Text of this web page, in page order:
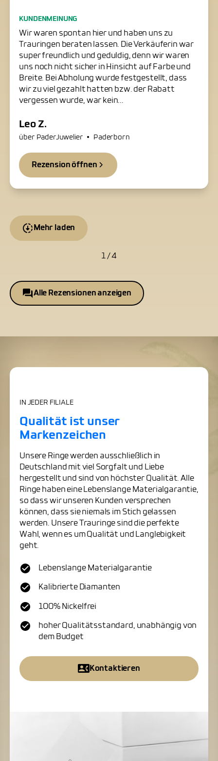
Freundliche Trauringschmiede
in Paderborn
KUNDENMEINUNG
Wir waren spontan hier und haben uns zu
Trauringen beraten lassen. Die Verkäuferin war
super freundlich und geduldig, denn wir waren
uns noch nicht sicher in Hinsicht auf Farbe und
Breite. Bei Abholung wurde festgestellt, dass
wir zu viel gezahlt hatten bzw. der Rabatt
vergessen wurde, war kein...
Leo Z.
über PaderJuwelier • Paderborn
Rezension öffnen
Mehr laden
1 / 4
Alle Rezensionen anzeigen
IN JEDER FILIALE
Qualität ist unser
Markenzeichen
Unsere Ringe werden ausschließlich in
Deutschland mit viel Sorgfalt und Liebe
hergestellt und sind von höchster Qualität. Alle
Ringe haben eine Lebenslange Materialgarantie,
so dass wir unseren Kunden versprechen
können, dass sie niemals im Stich gelassen
werden. Unsere Trauringe sind die perfekte
Wahl, wenn es um Qualität und Langlebigkeit
geht.
Lebenslange Materialgarantie
Kalibrierte Diamanten
100% Nickelfrei
hoher Qualitätsstandard, unabhängig von
dem Budget
Kontaktieren